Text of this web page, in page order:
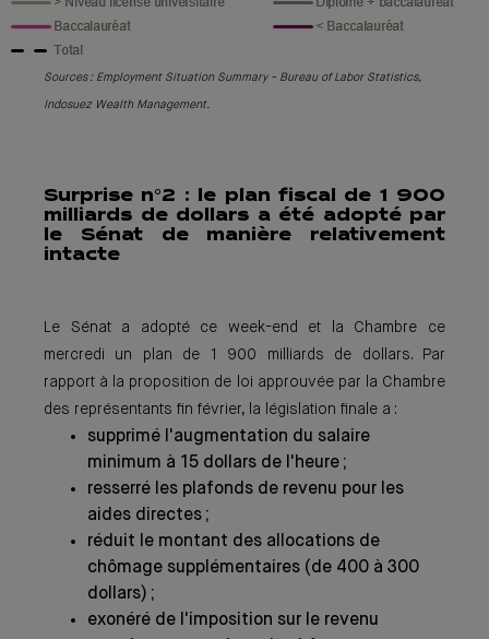
Sources : Employment Situation Summary - Bureau of Labor Statistics,
Indosuez Wealth Management.
Surprise n°2 : le plan fiscal de 1 900
milliards de dollars a été adopté par
le Sénat de manière relativement
intacte
Le Sénat a adopté ce week-end et la Chambre ce
mercredi un plan de 1 900 milliards de dollars. Par
rapport à la proposition de loi approuvée par la Chambre
des représentants fin février, la législation finale a :
supprimé l'augmentation du salaire
minimum à 15 dollars de l'heure ;
resserré les plafonds de revenu pour les
aides directes ;
réduit le montant des allocations de
chômage supplémentaires (de 400 à 300
dollars) ;
exonéré de l'imposition sur le revenu